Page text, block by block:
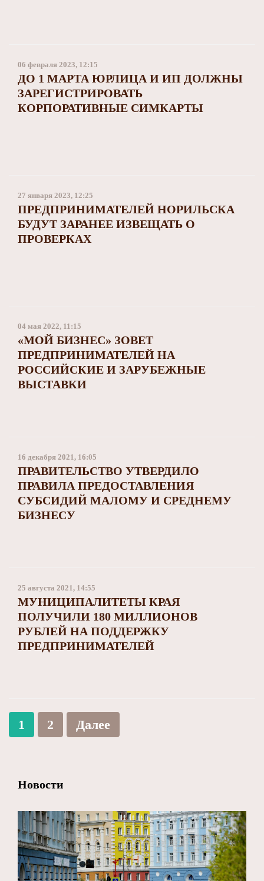
06 февраля 2023, 12:15
ДО 1 МАРТА ЮРЛИЦА И ИП ДОЛЖНЫ
ЗАРЕГИСТРИРОВАТЬ
КОРПОРАТИВНЫЕ СИМКАРТЫ
27 января 2023, 12:25
ПРЕДПРИНИМАТЕЛЕЙ НОРИЛЬСКА
БУДУТ ЗАРАНЕЕ ИЗВЕЩАТЬ О
ПРОВЕРКАХ
04 мая 2022, 11:15
«МОЙ БИЗНЕС» ЗОВЕТ
ПРЕДПРИНИМАТЕЛЕЙ НА
РОССИЙСКИЕ И ЗАРУБЕЖНЫЕ
ВЫСТАВКИ
16 декабря 2021, 16:05
ПРАВИТЕЛЬСТВО УТВЕРДИЛО
ПРАВИЛА ПРЕДОСТАВЛЕНИЯ
СУБСИДИЙ МАЛОМУ И СРЕДНЕМУ
БИЗНЕСУ
25 августа 2021, 14:55
МУНИЦИПАЛИТЕТЫ КРАЯ
ПОЛУЧИЛИ 180 МИЛЛИОНОВ
РУБЛЕЙ НА ПОДДЕРЖКУ
ПРЕДПРИНИМАТЕЛЕЙ
1 2 Далее
Новости